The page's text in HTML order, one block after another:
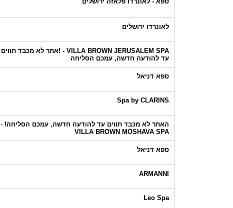
לאונרדו ירושלים
VILLA BROWN JERUSALEM SPA - !אתר לא מכבד תווים
עד להודעה חדשה, עמכם הסליחה
ספא דניאל
Spa by CLARINS
האתר לא מכבד תווים עד להודעה חדשה, עמכם הסליחה! -
VILLA BROWN MOSHAVA SPA
ספא דניאל
ARMANNI
Leo Spa